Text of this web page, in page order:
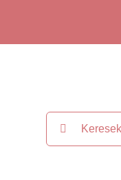
Keresés...